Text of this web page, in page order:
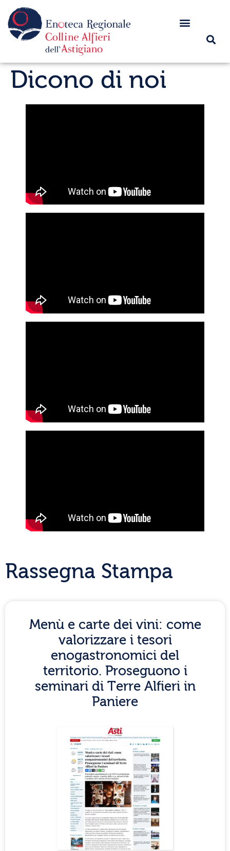
Dicono di noi
Rassegna Stampa
Menù e carte dei vini: come
valorizzare i tesori
enogastronomici del
territorio. Proseguono i
seminari di Terre Alfieri in
Paniere